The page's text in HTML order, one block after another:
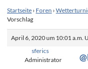
Startseite › Foren ›
Vorschlag
April 6, 2020 um 10:01 a.m.
sferics
Administrator